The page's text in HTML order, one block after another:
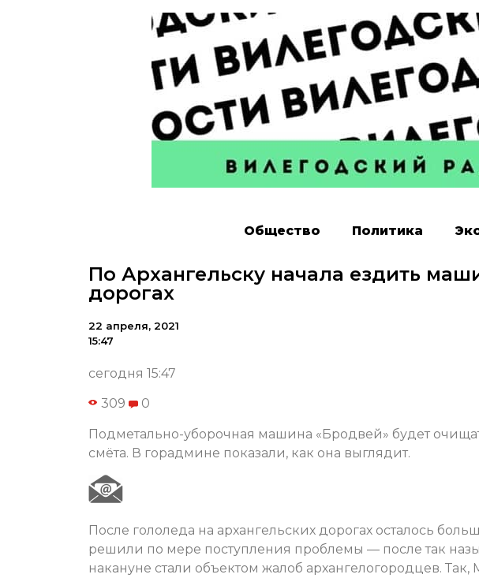
Общество Политика
По Архангельску начала ездить
дорогах
22 апреля, 2021
15:47
сегодня 15:47
309 0
Подметально-уборочная машина «Бродвей» будет
смёта. В горадмине показали, как она выглядит.
После гололеда на архангельских дорогах осталось
решили по мере поступления проблемы — после так
накануне стали объектом жалоб архангелогородцев.